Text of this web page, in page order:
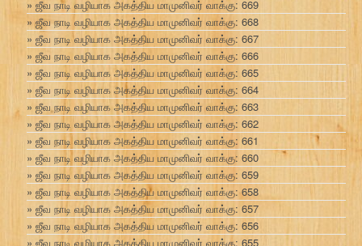
ஜீவ நாடி வழியாக அகத்திய மாமுனிவர் வாக்கு: 669
ஜீவ நாடி வழியாக அகத்திய மாமுனிவர் வாக்கு: 668
ஜீவ நாடி வழியாக அகத்திய மாமுனிவர் வாக்கு: 667
ஜீவ நாடி வழியாக அகத்திய மாமுனிவர் வாக்கு: 666
ஜீவ நாடி வழியாக அகத்திய மாமுனிவர் வாக்கு: 665
ஜீவ நாடி வழியாக அகத்திய மாமுனிவர் வாக்கு: 664
ஜீவ நாடி வழியாக அகத்திய மாமுனிவர் வாக்கு: 663
ஜீவ நாடி வழியாக அகத்திய மாமுனிவர் வாக்கு: 662
ஜீவ நாடி வழியாக அகத்திய மாமுனிவர் வாக்கு: 661
ஜீவ நாடி வழியாக அகத்திய மாமுனிவர் வாக்கு: 660
ஜீவ நாடி வழியாக அகத்திய மாமுனிவர் வாக்கு: 659
ஜீவ நாடி வழியாக அகத்திய மாமுனிவர் வாக்கு: 658
ஜீவ நாடி வழியாக அகத்திய மாமுனிவர் வாக்கு: 657
ஜீவ நாடி வழியாக அகத்திய மாமுனிவர் வாக்கு: 656
ஜீவ நாடி வழியாக அகத்திய மாமுனிவர் வாக்கு: 655